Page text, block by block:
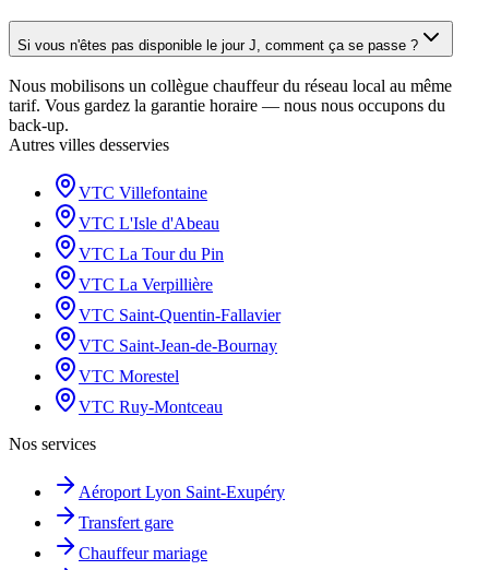
Si vous n'êtes pas disponible le jour J, comment ça se passe ?
Nous mobilisons un collègue chauffeur du réseau local au même
tarif. Vous gardez la garantie horaire — nous nous occupons du
back-up.
Autres villes desservies
VTC Villefontaine
VTC L'Isle d'Abeau
VTC La Tour du Pin
VTC La Verpillière
VTC Saint-Quentin-Fallavier
VTC Saint-Jean-de-Bournay
VTC Morestel
VTC Ruy-Montceau
Nos services
Aéroport Lyon Saint-Exupéry
Transfert gare
Chauffeur mariage